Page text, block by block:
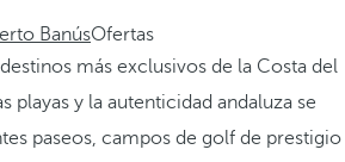
BanúsOfertas
más exclusivos de la Costa del
playas y la autenticidad andaluza se
paseos, campos de golf de prestigio